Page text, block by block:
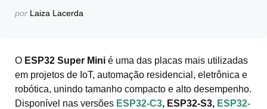
Postado
por Laiza Lacerda
O ESP32 Super Mini é uma das placas mais utilizadas
em projetos de IoT, automação residencial, eletrônica e
robótica, unindo tamanho compacto e alto desempenho.
Disponível nas versões ESP32-C3, ESP32-S3, ESP32-